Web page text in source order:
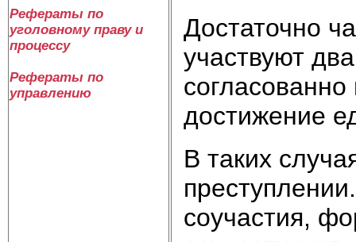
Рефераты по
уголовному праву и
процессу
Рефераты по
управлению
Достаточно
участвуют
достижение
В таких
соучастия,